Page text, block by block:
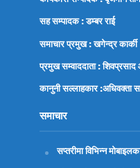
सह सम्पादक : डम्बर राई
समाचार प्रमुख : खगेन्द्र कार्की
प्रमुख सम्वाददाता : शिवप्रसाद
कानुनी सल्लाहकार :अधिवक्ता
समाचार
सप्तरीमा विभिन्न